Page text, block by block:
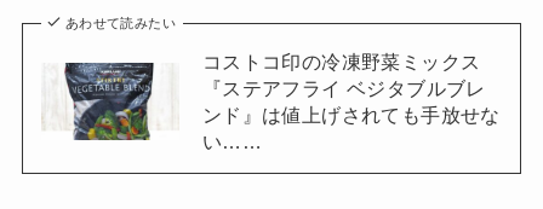
あわせて読みたい
コストコ印の冷凍野菜ミックス
『ステアフライ ベジタブルブレ
ンド』は値上げされても手放せな
い……